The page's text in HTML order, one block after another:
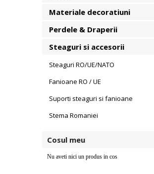
Materiale decoratiuni
Perdele & Draperii
Steaguri si accesorii
Steaguri RO/UE/NATO
Fanioane RO / UE
Suporti steaguri si fanioane
Stema Romaniei
Cosul meu
Nu aveti nici un produs in cos